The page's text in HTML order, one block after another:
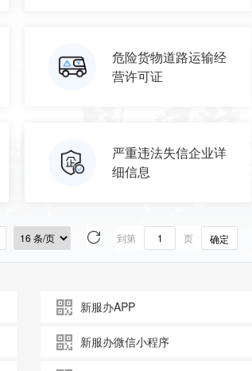
危险货物道路运输经
营许可证
严重违法失信企业详
细信息
到第 页 确定
新服办APP
新服办微信小程序